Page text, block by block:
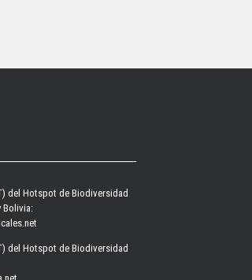
del Hotspot de Biodiversidad
Bolivia:
del Hotspot de Biodiversidad